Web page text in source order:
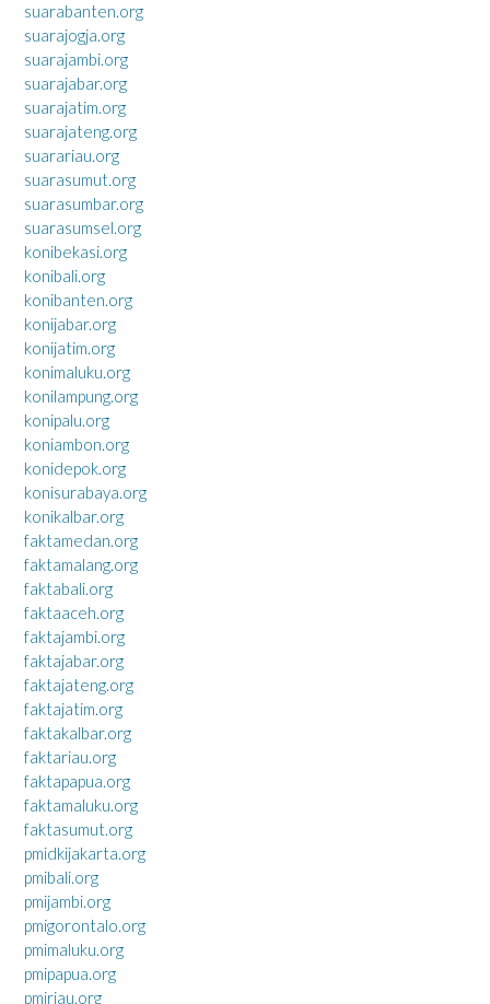
suarabanten.org
suarajogja.org
suarajambi.org
suarajabar.org
suarajatim.org
suarajateng.org
suarariau.org
suarasumut.org
suarasumbar.org
suarasumsel.org
konibekasi.org
konibali.org
konibanten.org
konijabar.org
konijatim.org
konimaluku.org
konilampung.org
konipalu.org
koniambon.org
konidepok.org
konisurabaya.org
konikalbar.org
faktamedan.org
faktamalang.org
faktabali.org
faktaaceh.org
faktajambi.org
faktajabar.org
faktajateng.org
faktajatim.org
faktakalbar.org
faktariau.org
faktapapua.org
faktamaluku.org
faktasumut.org
pmidkijakarta.org
pmibali.org
pmijambi.org
pmigorontalo.org
pmimaluku.org
pmipapua.org
pmiriau.org